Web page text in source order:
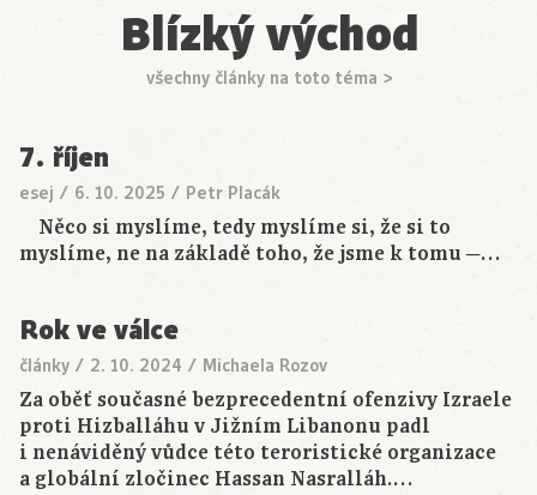
Blízký východ
všechny články na toto téma >
7. říjen
esej / 6. 10. 2025 / Petr Placák
Něco si myslíme, tedy myslíme si, že si to
myslíme, ne na základě toho, že jsme k tomu ─…
Rok ve válce
články / 2. 10. 2024 / Michaela Rozov
Za oběť současné bezprecedentní ofenzivy Izraele
proti Hizballáhu v Jižním Libanonu padl
i nenáviděný vůdce této teroristické organizace
a globální zločinec Hassan Nasralláh.…